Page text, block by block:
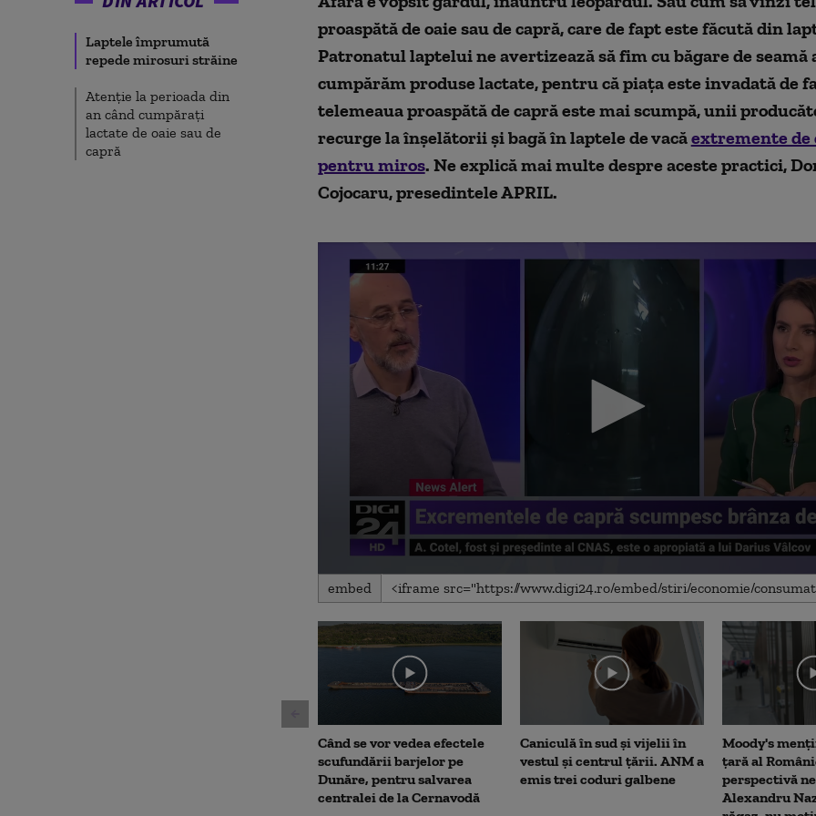
Laptele împrumută
repede mirosuri străine
Atenție la perioada din
an când cumpărați
lactate de oaie sau de
capră
proaspătă de oaie sau de capră, care de fapt este făcută din
Patronatul laptelui ne avertizează să fim cu băgare de seamă
cumpărăm produse lactate, pentru că piața este invadată de
telemeaua proaspătă de capră este mai scumpă, unii
recurge la înșelătorii și bagă în laptele de vacăextremente de
pentru miros. Ne explică mai multe despre aceste practici,
Cojocaru, presedintele APRIL.
0
seconds
7
minutes,
50
Volume
90%
embed
Când se vor vedea efectele
scufundării barjelor pe
Dunăre, pentru salvarea
centralei de la Cernavodă
Caniculă în sud și vijelii în
vestul și centrul țării. ANM a
emis trei coduri galbene
Moody's
țară al
perspectivă
Alexandru